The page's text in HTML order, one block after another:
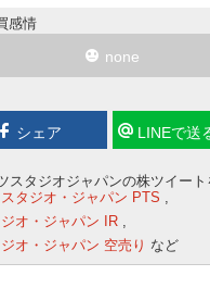
感情
none
シェア LINEで送
スタジオジャパンの株ツイー
タジオ・ジャパン PTS
オ・ジャパン IR
オ・ジャパン 空売り など